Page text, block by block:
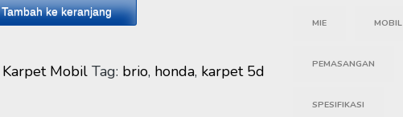
Tambah ke keranjang
Karpet Mobil Tag: brio, honda, karpet 5d
MIE MOBIL
PEMASANGAN
SPESIFIKASI